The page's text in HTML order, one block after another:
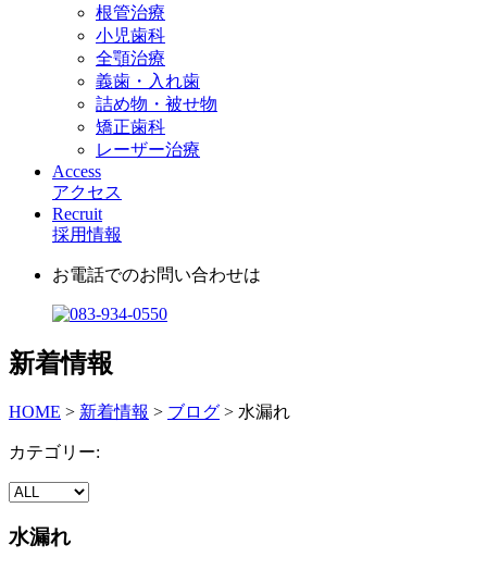
根管治療
小児歯科
全顎治療
義歯・入れ歯
詰め物・被せ物
矯正歯科
レーザー治療
Access
アクセス
Recruit
採用情報
お電話でのお問い合わせは
新着情報
HOME > 新着情報 > ブログ > 水漏れ
カテゴリー:
水漏れ